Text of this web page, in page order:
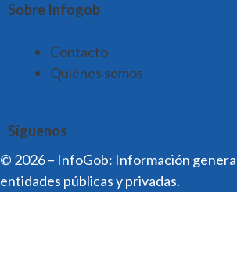
Sobre Infogob
Contacto
Quiénes somos
Síguenos
© 2026 – InfoGob: Información
entidades públicas y privadas.